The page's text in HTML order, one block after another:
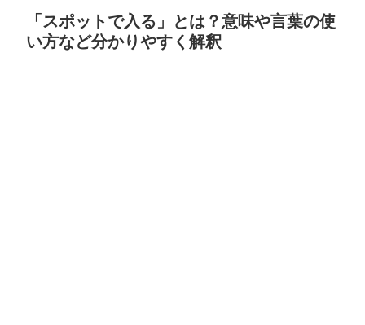
「スポットで入る」とは？意味や言葉の使
い方など分かりやすく解釈